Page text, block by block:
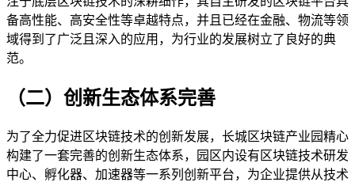
备高性能、高安全性等卓越特点，并且已经在金融、物流等领
域得到了广泛且深入的应用，为行业的发展树立了良好的典
范。
（二）创新生态体系完善
为了全力促进区块链技术的创新发展，长城区块链产业园精心
构建了一套完善的创新生态体系，园区内设有区块链技术研发
中心、孵化器、加速器等一系列创新平台，为企业提供从技术